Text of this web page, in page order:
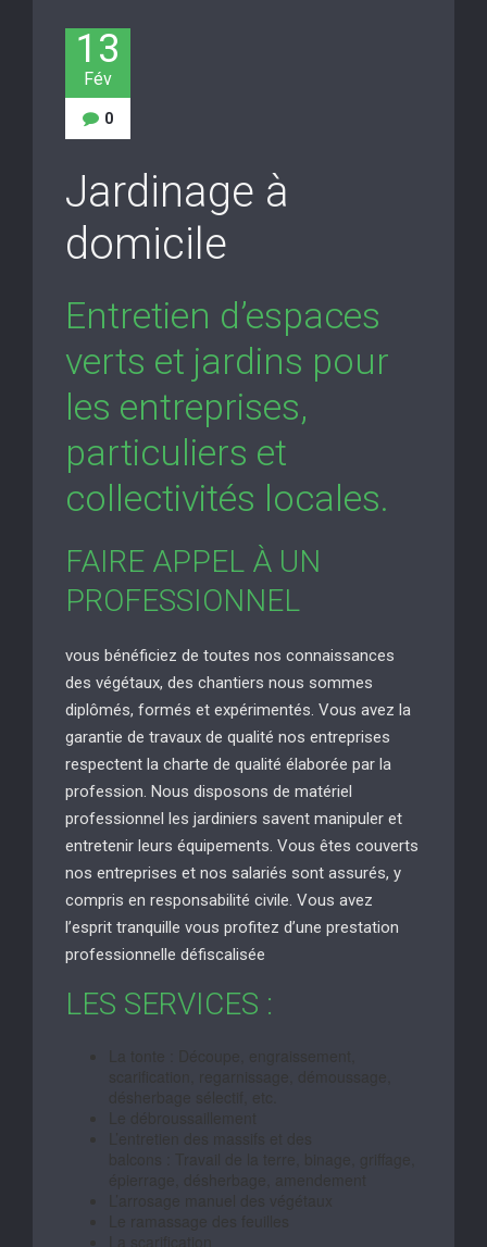
13
Fév
0
Jardinage à
domicile
Entretien d’espaces
verts et jardins pour
les entreprises,
particuliers et
collectivités locales.
FAIRE APPEL À UN
PROFESSIONNEL
vous bénéficiez de toutes nos connaissances
des végétaux, des chantiers nous sommes
diplômés, formés et expérimentés. Vous avez la
garantie de travaux de qualité nos entreprises
respectent la charte de qualité élaborée par la
profession. Nous disposons de matériel
professionnel les jardiniers savent manipuler et
entretenir leurs équipements. Vous êtes couverts
nos entreprises et nos salariés sont assurés, y
compris en responsabilité civile. Vous avez
l’esprit tranquille vous profitez d’une prestation
professionnelle défiscalisée
LES SERVICES :